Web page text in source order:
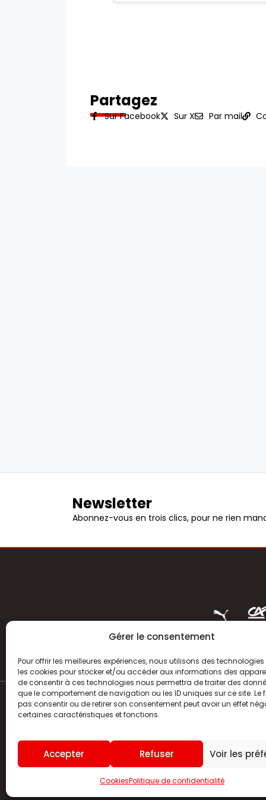
Gérer le consentement
Pour offrir les meilleures expériences, nous utilisons des
les cookies pour stocker et/ou accéder aux informations des
de consentir à ces technologies nous permettra de traiter des
que le comportement de navigation ou les ID uniques sur ce site. Le
pas consentir ou de retirer son consentement peut avoir un effet
certaines caractéristiques et fonctions.
Accepter Refuser Voir les
CookiesPolitique de confidentialité
Partagez
Sur Facebook Sur X Par mail
Newsletter
Abonnez-vous en trois clics, pour ne rien
HISTOIRE
CLUB